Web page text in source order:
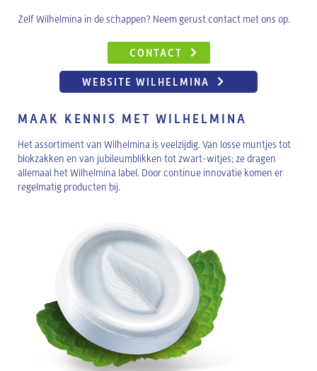
Zelf Wilhelmina in de schappen? Neem gerust contact met ons op.
CONTACT
WEBSITE WILHELMINA
MAAK KENNIS MET WILHELMINA
Het assortiment van Wilhelmina is veelzijdig. Van losse muntjes tot
blokzakken en van jubileumblikken tot zwart-witjes; ze dragen
allemaal het Wilhelmina label. Door continue innovatie komen er
regelmatig producten bij.